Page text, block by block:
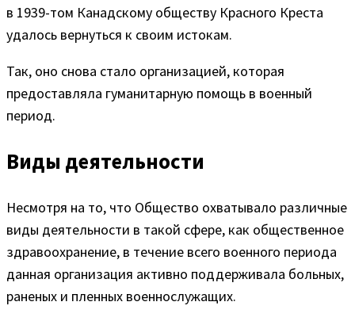
в 1939-том Канадскому обществу Красного Креста
удалось вернуться к своим истокам.
Так, оно снова стало организацией, которая
предоставляла гуманитарную помощь в военный
период.
Виды деятельности
Несмотря на то, что Общество охватывало различные
виды деятельности в такой сфере, как общественное
здравоохранение, в течение всего военного периода
данная организация активно поддерживала больных,
раненых и пленных военнослужащих.